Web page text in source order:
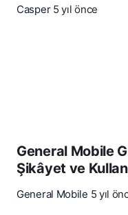
Casper 5 yıl önce
General Mobile
Şikâyet ve
General Mobile 5 yıl